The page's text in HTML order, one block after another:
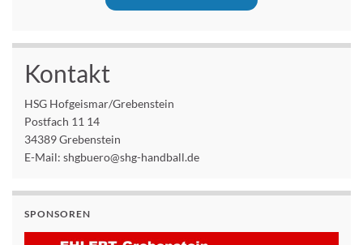
Kontakt
HSG Hofgeismar/Grebenstein
Postfach 11 14
34389 Grebenstein
E-Mail: shgbuero@shg-handball.de
SPONSOREN